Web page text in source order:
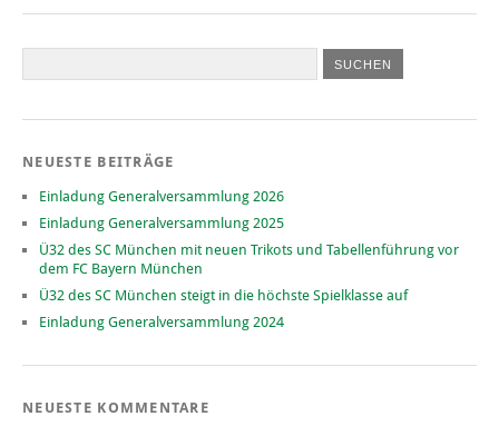
NEUESTE BEITRÄGE
Einladung Generalversammlung 2026
Einladung Generalversammlung 2025
Ü32 des SC München mit neuen Trikots und Tabellenführung vor
dem FC Bayern München
Ü32 des SC München steigt in die höchste Spielklasse auf
Einladung Generalversammlung 2024
NEUESTE KOMMENTARE